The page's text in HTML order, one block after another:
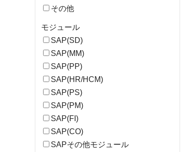
その他
モジュール
SAP(SD)
SAP(MM)
SAP(PP)
SAP(HR/HCM)
SAP(PS)
SAP(PM)
SAP(FI)
SAP(CO)
SAPその他モジュール